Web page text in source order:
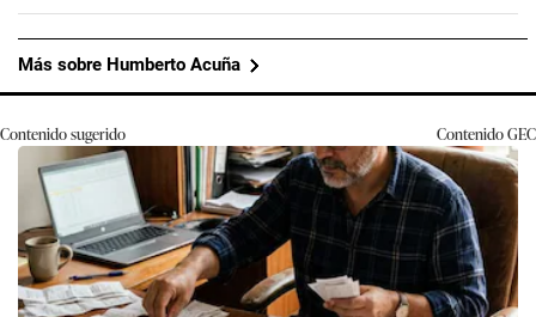
Más sobre Humberto Acuña
Contenido sugerido ContenidoGEC